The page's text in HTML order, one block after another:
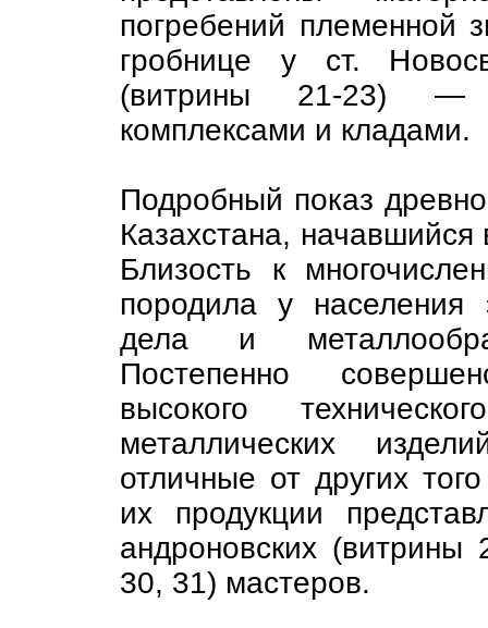
погребений племенной
гробнице у ст.
(витрины 21-23) —
комплексами и кладами.
Подробный показ
Казахстана,
Близость к
породила у населения
дела и
Постепенно
высокого
металлических
отличные от других
их продукции
андроновских (витрины
30, 31) мастеров.